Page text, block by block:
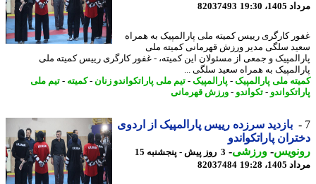
19:30
82037493
کارگری رییس کمیته ملی پارالمپیک به همراه
سلگی مدیر ورزش قهرمانی کمیته ملی
و جمعی از مسئولان این کمیته، - غفور کارگری رییس کمیته ملی
به همراه سعید سلگی ...
ملی پارالمپیک-پارالمپیک-تیم ملی پاراتکواندو زنان -کمیته-تیم ملی
-تکواندو-ورزش قهرمانی
بازدید سرزده رییس پارالمپیک از اردوی
پاراتکواندو
-ورزشی-
3 روز پیش - پنجشنبه 15
19:28
82037484